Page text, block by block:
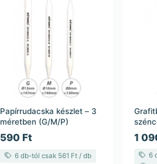
Papírrudacska készlet – 3
méretben (G/M/P)
590 Ft
6 db-tól csak 561 Ft / db
Hard)
1
6